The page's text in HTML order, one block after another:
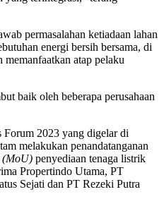
permasalahan ketiadaan lahan
energi bersih bersama, di
atap pelaku
baik oleh beberapa perusahaan
Forum 2023 yang digelar di
melakukan penandatanganan
(MoU) penyediaan tenaga listrik
Propertindo Utama, PT
Sejati dan PT Rezeki Putra